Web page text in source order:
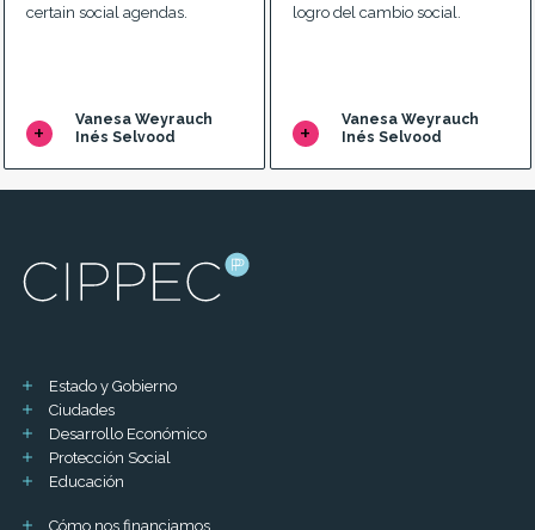
certain social agendas.
Vanesa Weyrauch
Inés Selvood
logro del cambio social.
Vanesa Weyrauch
Inés Selvood
Estado y Gobierno
Ciudades
Desarrollo Económico
Protección Social
Educación
Cómo nos financiamos